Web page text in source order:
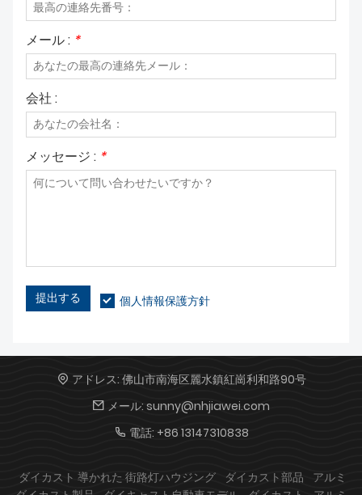
メール : *
会社 :
メッセージ : *
提出する 個人情報保護方針
アドレス: 佛山市南海区麗水鎮紅崗利和路90号
メール: sunny@nhjiawei.com
電話: +86 13147310838
ダイカスト 導かれた 街路灯ハウジング ダイカスト部品
アルミ